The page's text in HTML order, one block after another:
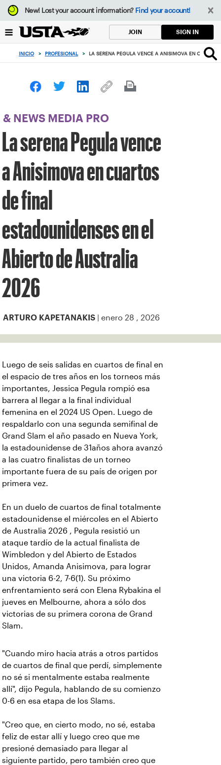
Enfoque
desde
botón
volver
principio
New!Lost your account information? Find your account!
JOIN SIGN IN
INICIO > PROFESIONAL > LA SERENA PEGULA VENCE A ANISIMOVA EN
& NEWS MEDIA PRO
La serena Pegula vence
a Anisimova en cuartos
de final
estadounidenses en el
Abierto de Australia
2026
ARTURO KAPETANAKIS | enero 28 , 2026
Luego de seis salidas en cuartos de final en
el espacio de tres años en los torneos más
importantes, Jessica Pegula rompió esa
barrera al llegar a la final individual
femenina en el 2024 US Open. Luego de
respaldarlo con una segunda semifinal de
Grand Slam el año pasado en Nueva York,
la estadounidense de 31años ahora avanzó
a las cuatro finalistas de un torneo
importante fuera de su país de origen por
primera vez.
En un duelo de cuartos de final totalmente
estadounidense el miércoles en el Abierto
de Australia 2026 , Pegula resistió un
ataque tardío de la actual finalista de
Wimbledon y del Abierto de Estados
Unidos, Amanda Anisimova, para lograr
una victoria 6-2, 7-6(1). Su próximo
enfrentamiento será con Elena Rybakina el
jueves en Melbourne, ahora a sólo dos
victorias de su primera corona de Grand
Slam.
"Cuando miro hacia atrás a otros partidos
de cuartos de final que perdí, simplemente
no sé si mentalmente estaba realmente
allí", dijo Pegula, hablando de su comienzo
0-6 en esa etapa de los Slams.
"Creo que, en cierto modo, no sé, estaba
feliz de estar allí y luego creo que me
presioné demasiado para llegar al
siguiente partido, pero también creo que